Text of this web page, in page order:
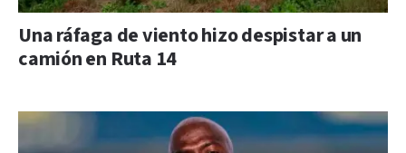
Una ráfaga de viento hizo despistar a un
camión en Ruta 14